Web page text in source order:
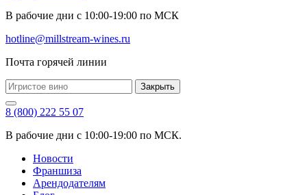
В рабочие дни с 10:00-19:00 по МСК
hotline@millstream-wines.ru
Почта горячей линии
Закрыть
8 (800) 222 55 07
В рабочие дни с 10:00-19:00 по МСК.
Новости
Франшиза
Арендодателям